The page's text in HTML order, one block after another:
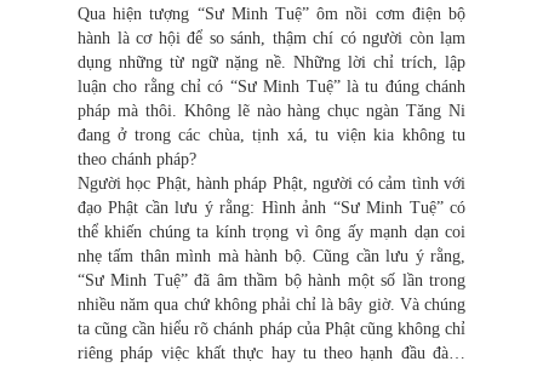
Qua hiện tượng “Sư Minh Tuệ” ôm nồi cơm điện bộ
hành là cơ hội để so sánh, thậm chí có người còn lạm
dụng những từ ngữ nặng nề. Những lời chỉ trích, lập
luận cho rằng chỉ có “Sư Minh Tuệ” là tu đúng chánh
pháp mà thôi. Không lẽ nào hàng chục ngàn Tăng Ni
đang ở trong các chùa, tịnh xá, tu viện kia không tu
theo chánh pháp?
Người học Phật, hành pháp Phật, người có cảm tình với
đạo Phật cần lưu ý rằng: Hình ảnh “Sư Minh Tuệ” có
thể khiến chúng ta kính trọng vì ông ấy mạnh dạn coi
nhẹ tấm thân mình mà hành bộ. Cũng cần lưu ý rằng,
“Sư Minh Tuệ” đã âm thầm bộ hành một số lần trong
nhiều năm qua chứ không phải chỉ là bây giờ. Và chúng
ta cũng cần hiểu rõ chánh pháp của Phật cũng không chỉ
riêng pháp việc khất thực hay tu theo hạnh đầu đà…